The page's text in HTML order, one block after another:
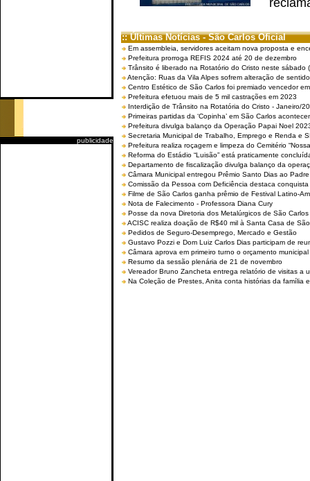
publicidade
:: Últimas Notícias - São Carlos Oficial
Em assembleia, servidores aceitam nova proposta e
Prefeitura prorroga REFIS 2024 até 20 de dezembro
Trânsito é liberado na Rotatório do Cristo neste sábado
Atenção: Ruas da Vila Alpes sofrem alteração de
Centro Estético de São Carlos foi premiado vencedor
Prefeitura efetuou mais de 5 mil castrações em 2023
Interdição de Trânsito na Rotatória do Cristo - Janeiro/
Primeiras partidas da ‘Copinha’ em São Carlos
Prefeitura divulga balanço da Operação Papai Noel
Secretaria Municipal de Trabalho, Emprego e Renda e
Prefeitura realiza roçagem e limpeza do Cemitério
Reforma do Estádio “Luisão” está praticamente
Departamento de fiscalização divulga balanço da
Câmara Municipal entregou Prêmio Santo Dias ao
Comissão da Pessoa com Deficiência destaca
Filme de São Carlos ganha prêmio de Festival Latino-
Nota de Falecimento - Professora Diana Cury
Posse da nova Diretoria dos Metalúrgicos de São
ACISC realiza doação de R$40 mil à Santa Casa de
Pedidos de Seguro-Desemprego, Mercado e Gestão
Gustavo Pozzi e Dom Luiz Carlos Dias participam de
Câmara aprova em primeiro turno o orçamento
Resumo da sessão plenária de 21 de novembro
Vereador Bruno Zancheta entrega relatório de visitas a
Na Coleção de Prestes, Anita conta histórias da família